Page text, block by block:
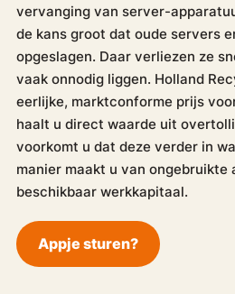
vervanging van server-
de kans groot dat oude servers
opgeslagen. Daar verliezen ze
vaak onnodig liggen. Holland
eerlijke, marktconforme prijs
haalt u direct waarde uit
voorkomt u dat deze verder in
manier maakt u van ongebruikte
beschikbaar werkkapitaal.
Appje sturen?